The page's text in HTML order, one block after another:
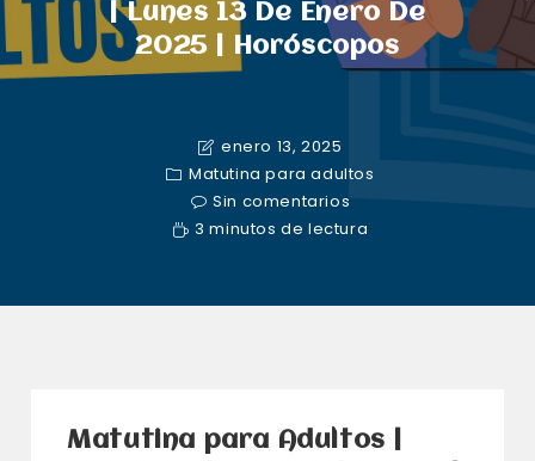
| Lunes 13 De Enero De
2025 | Horóscopos
enero 13, 2025
Matutina para adultos
Sin comentarios
3 minutos de lectura
Matutina para Adultos |